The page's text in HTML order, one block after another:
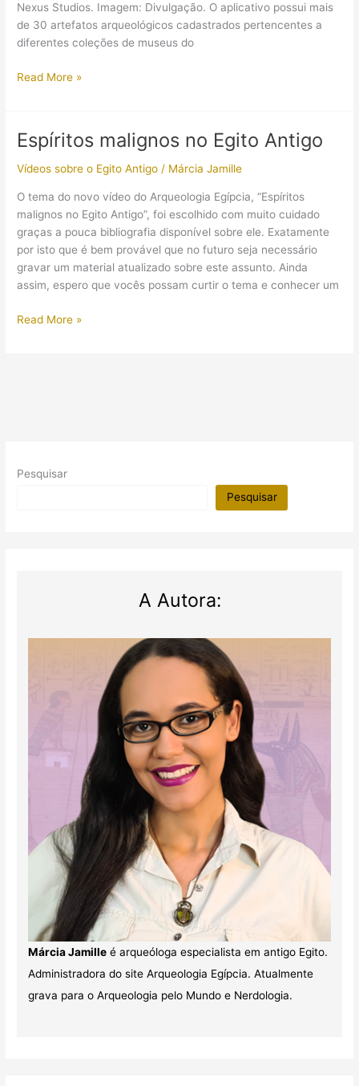
Nexus Studios. Imagem: Divulgação. O aplicativo possui mais
de 30 artefatos arqueológicos cadastrados pertencentes a
diferentes coleções de museus do
Civilizações
realidade
aumentada:
esta
a
aposta
da
BBC
Read More »
Espíritos malignos no Egito Antigo
Vídeos sobre o Egito Antigo / Márcia Jamille
O tema do novo vídeo do Arqueologia Egípcia, “Espíritos
malignos no Egito Antigo”, foi escolhido com muito cuidado
graças a pouca bibliografia disponível sobre ele. Exatamente
por isto que é bem provável que no futuro seja necessário
gravar um material atualizado sobre este assunto. Ainda
assim, espero que vocês possam curtir o tema e conhecer um
Espíritos
Read More »
Pesquisar
Pesquisar
A Autora:
Márcia Jamilleé arqueóloga especialista em antigo Egito.
Administradora do site Arqueologia Egípcia. Atualmente
grava para o Arqueologia pelo Mundo e Nerdologia.